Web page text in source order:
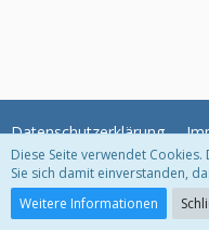
Datenschutzerklärung
Community-
Diese Seite verwendet
Sie sich damit einverstanden,
Weitere Informationen